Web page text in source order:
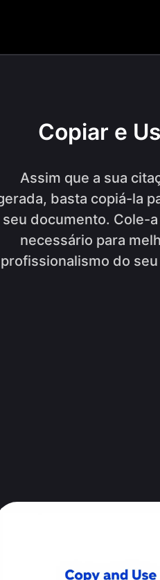
Copiar e
Assim que a sua
basta copiá-la
seu documento. Cole-
necessário para
profissionalismo do